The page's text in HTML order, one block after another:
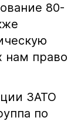
80-
нам право
ЗАТО
по